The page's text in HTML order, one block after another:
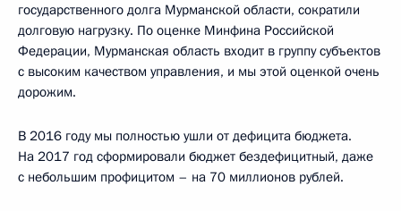
государственного долга Мурманской области, сократили
долговую нагрузку. По оценке Минфина Российской
Федерации, Мурманская область входит в группу субъектов
с высоким качеством управления, и мы этой оценкой очень
дорожим.
В 2016 году мы полностью ушли от дефицита бюджета.
На 2017 год сформировали бюджет бездефицитный, даже
с небольшим профицитом – на 70 миллионов рублей.